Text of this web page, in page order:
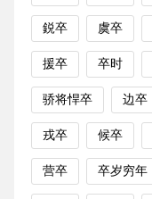
鋭卒 虞卒
援卒 卒时
骄将悍卒 边卒
戎卒 候卒
营卒 卒岁穷年